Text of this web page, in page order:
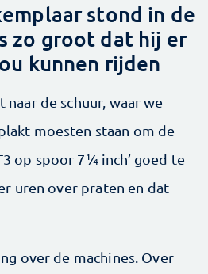
stond in de
zo groot dat hij er
kunnen rijden
de schuur, waar we
moesten staan om de
op spoor 7¼ inch’ goed te
uren over praten en dat
over de machines. Over